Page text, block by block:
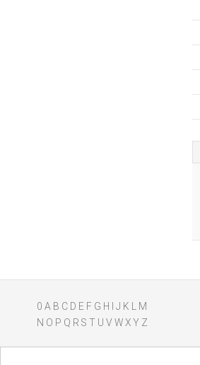
0 A B C D E F G H J K
M
N O P Q R S T U V WXY Z